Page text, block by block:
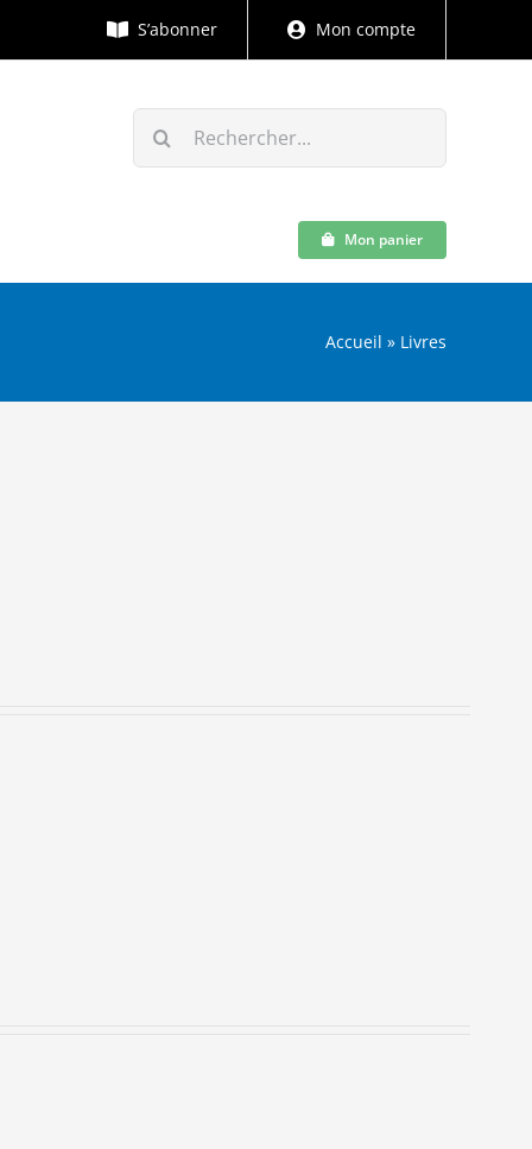
S’abonner Mon compte
Rechercher:
Mon panier
Accueil » Livres